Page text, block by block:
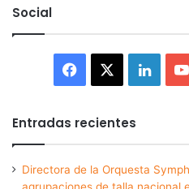
Social
Facebook
Entradas recientes
Directora de la Orquesta